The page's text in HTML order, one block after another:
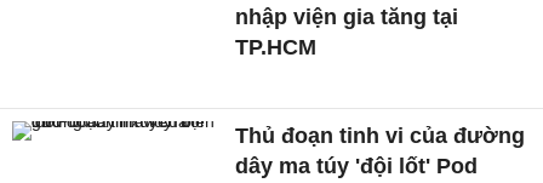
nhập viện gia tăng tại
TP.HCM
Thủ đoạn tinh vi của đường
dây ma túy 'đội lốt' Pod